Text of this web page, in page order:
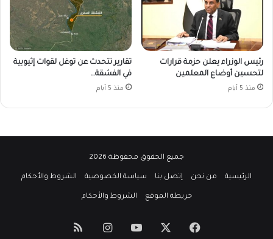
رئيس الوزراء يعلن حزمة قرارات
لتحسين أوضاع المعلمين
منذ 5 أيام
تقارير تتحدث عن توغل لقوات إثيوبية
في الفشقة…
منذ 5 أيام
جميع الحقوق محفوظة 2026
الرئيسية من نحن إتصل بنا سياسة الخصوصية الشروط والأحكام
خريطة الموقع الشروط والأحكام
فيسبوك ‫YouTubeانستقرامملخص